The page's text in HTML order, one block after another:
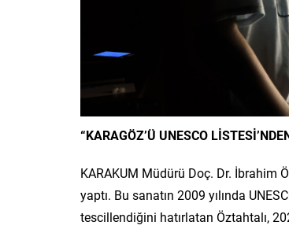
“KARAGÖZ’Ü UNESCO
KARAKUM Müdürü Doç. Dr. İbrahim
yaptı. Bu sanatın 2009 yılında
tescillendiğini hatırlatan Öztahtalı,